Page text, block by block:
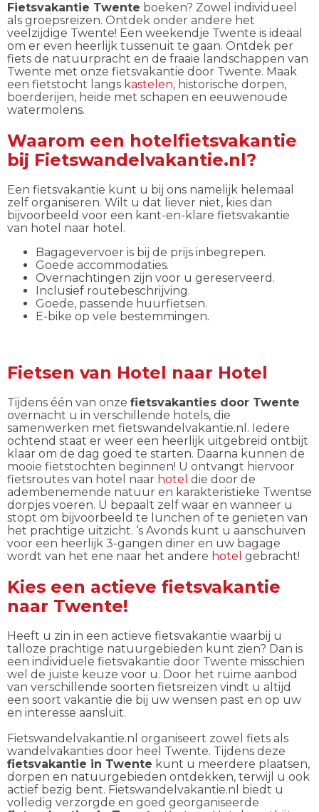
Fietsvakantie Twente boeken? Zowel individueel
als groepsreizen. Ontdek onder andere het
veelzijdige Twente! Een weekendje Twente is ideaal
om er even heerlijk tussenuit te gaan. Ontdek per
fiets de natuurpracht en de fraaie landschappen van
Twente met onze fietsvakantie door Twente. Maak
een fietstocht langs kastelen, historische dorpen,
boerderijen, heide met schapen en eeuwenoude
watermolens.
Waarom een hotelfietsvakantie
bij Fietswandelvakantie.nl?
Een fietsvakantie kunt u bij ons namelijk helemaal
zelf organiseren. Wilt u dat liever niet, kies dan
bijvoorbeeld voor een kant-en-klare fietsvakantie
van hotel naar hotel.
Bagagevervoer is bij de prijs inbegrepen.
Goede accommodaties.
Overnachtingen zijn voor u gereserveerd.
Inclusief routebeschrijving.
Goede, passende huurfietsen.
E-bike op vele bestemmingen.
Fietsen van Hotel naar Hotel
Tijdens één van onze fietsvakanties door Twente
overnacht u in verschillende hotels, die
samenwerken met fietswandelvakantie.nl. Iedere
ochtend staat er weer een heerlijk uitgebreid ontbijt
klaar om de dag goed te starten. Daarna kunnen de
mooie fietstochten beginnen! U ontvangt hiervoor
fietsroutes van hotel naar hotel die door de
adembenemende natuur en karakteristieke Twentse
dorpjes voeren. U bepaalt zelf waar en wanneer u
stopt om bijvoorbeeld te lunchen of te genieten van
het prachtige uitzicht. ‘s Avonds kunt u aanschuiven
voor een heerlijk 3-gangen diner en uw bagage
wordt van het ene naar het andere hotel gebracht!
Kies een actieve fietsvakantie
naar Twente!
Heeft u zin in een actieve fietsvakantie waarbij u
talloze prachtige natuurgebieden kunt zien? Dan is
een individuele fietsvakantie door Twente misschien
wel de juiste keuze voor u. Door het ruime aanbod
van verschillende soorten fietsreizen vindt u altijd
een soort vakantie die bij uw wensen past en op uw
en interesse aansluit.
Fietswandelvakantie.nl organiseert zowel fiets als
wandelvakanties door heel Twente. Tijdens deze
fietsvakantie in Twente kunt u meerdere plaatsen,
dorpen en natuurgebieden ontdekken, terwijl u ook
actief bezig bent. Fietswandelvakantie.nl biedt u
volledig verzorgde en goed georganiseerde